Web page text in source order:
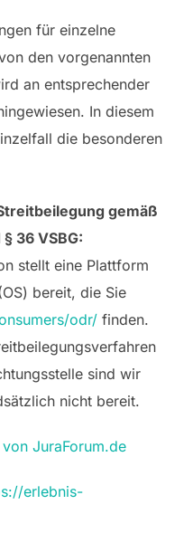
für einzelne
den vorgenannten
an entsprechender
In diesem
die besonderen
gemäß
36 VSBG:
stellt eine Plattform
bereit, die Sie
odr/ finden.
sind wir
nicht bereit.
JuraForum.de
erlebnis-